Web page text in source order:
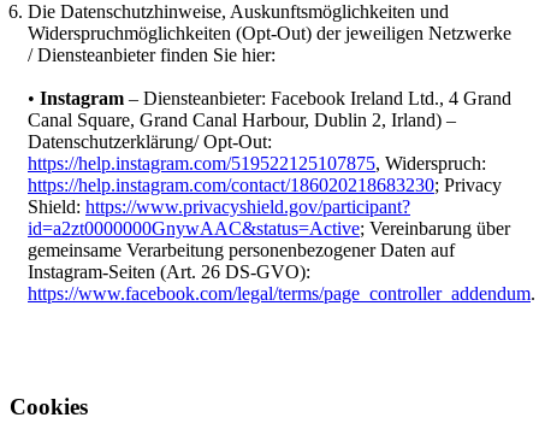
Die Datenschutzhinweise, Auskunftsmöglichkeiten und
Widerspruchmöglichkeiten (Opt-Out) der jeweiligen Netzwerke
/ Diensteanbieter finden Sie hier:
• Instagram – Diensteanbieter: Facebook Ireland Ltd., 4 Grand
Canal Square, Grand Canal Harbour, Dublin 2, Irland) –
Datenschutzerklärung/ Opt-Out:
https://help.instagram.com/519522125107875, Widerspruch:
https://help.instagram.com/contact/186020218683230; Privacy
Shield: https://www.privacyshield.gov/participant?
id=a2zt0000000GnywAAC&status=Active; Vereinbarung über
gemeinsame Verarbeitung personenbezogener Daten auf
Instagram-Seiten (Art. 26 DS-GVO):
https://www.facebook.com/legal/terms/page_controller_addendum.
Cookies